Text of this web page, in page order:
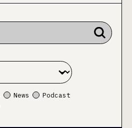
News
Podcast